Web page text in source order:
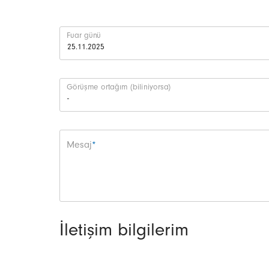
Fuar günü
Görüşme ortağım (biliniyorsa)
Zorunlu alan
Mesaj*
İletişim bilgilerim